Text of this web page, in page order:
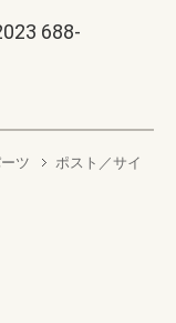
688-
ツ
ポスト／サイ